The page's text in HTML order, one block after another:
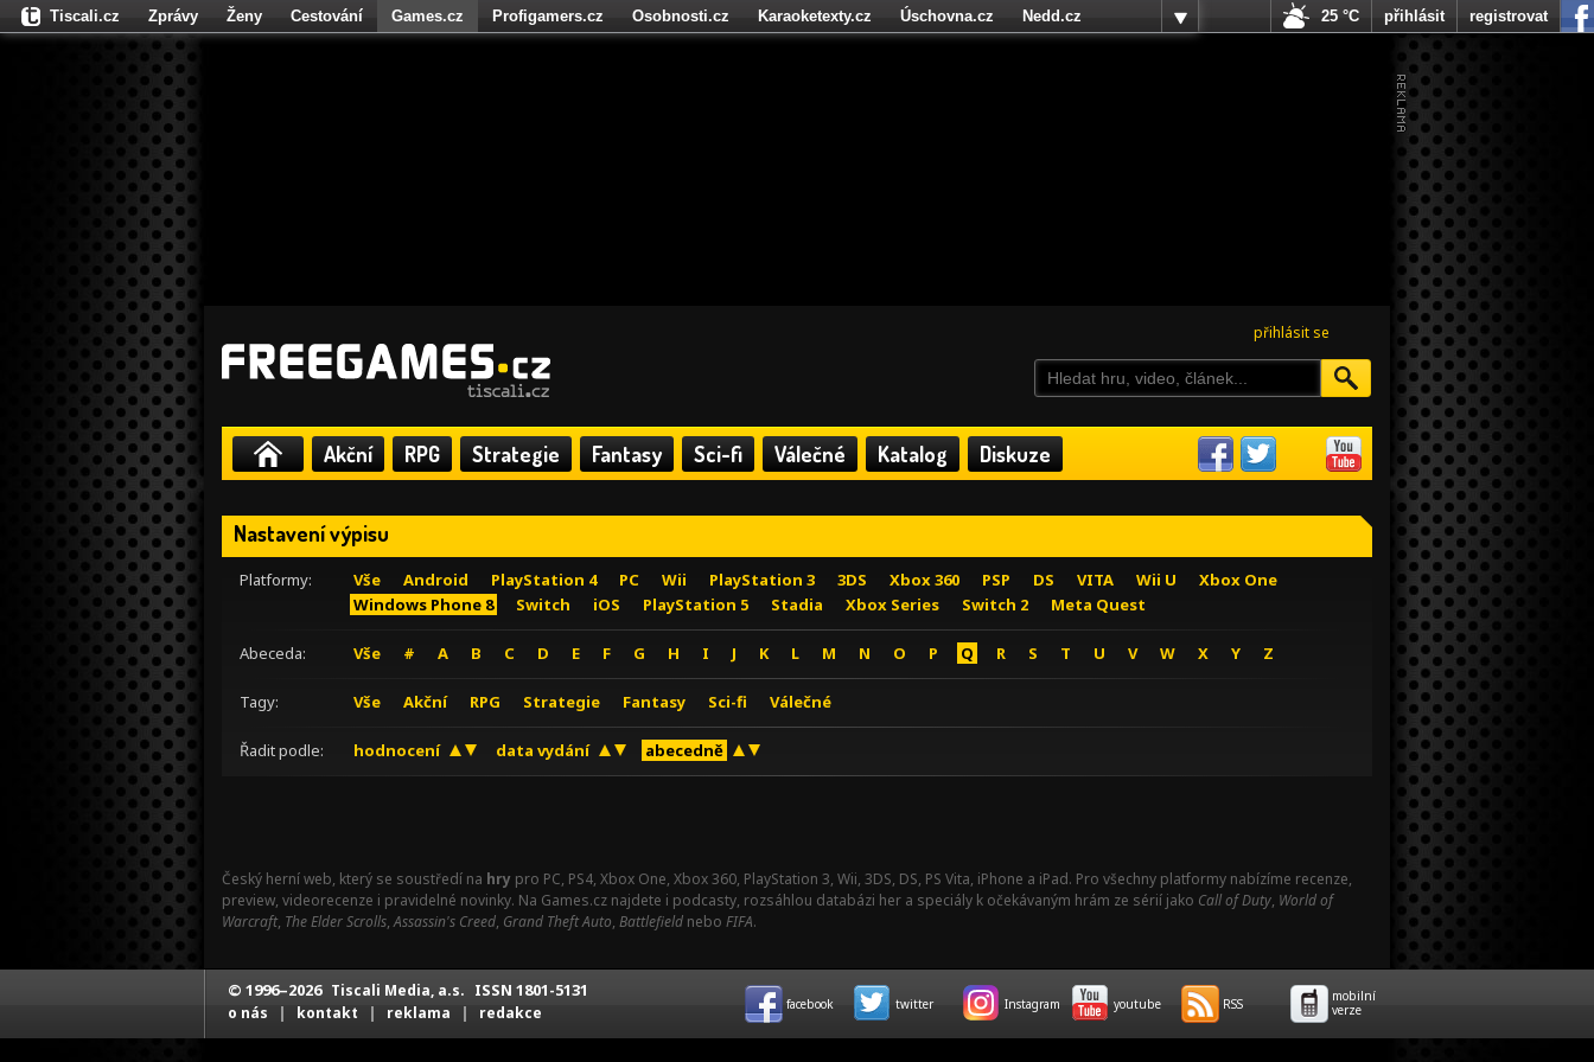
přihlásit se
Akční RPG Strategie Fantasy Sci-fi Válečné Katalog Diskuze
Nastavení výpisu
Platformy: Vše Android PlayStation 4 PC Wii PlayStation 3 3DS Xbox 360 PSP DS VITA Wii U
Xbox One
Windows Phone 8
Switch iOS PlayStation 5 Stadia Xbox Series Switch 2 Meta Quest
Abeceda: Vše # A B C D E F G H I J K L M N O P Q R S T U V W X Y Z
Tagy: Vše Akční RPG Strategie Fantasy Sci-fi Válečné
Řadit podle: hodnocení data vydání abecedně
Český herní web, který se soustředí na hry pro PC, PS4, Xbox One, Xbox 360, PlayStation 3, Wii, 3DS, DS, PS Vita, iPhone a iPad. Pro všechny platformy nabízíme recenze,
preview, videorecenze i pravidelné novinky. Na Games.cz najdete i podcasty, rozsáhlou databázi her a speciály k očekávaným hrám ze sérií jako Call of Duty, World of
Warcraft, The Elder Scrolls,Assassin's Creed, Grand Theft Auto, Battlefield nebo FIFA.
Tiscali.cz Zprávy Ženy Cestování Games.cz Profigamers.cz Osobnosti.cz Karaoketexty.cz Úschovna.cz
Nedd.cz
Fights.cz
25 °C přihlásit registrovat
© 1996–2026 Tiscali Media, a.s. ISSN 1801-5131
o nás | kontakt | reklama | redakce facebook twitter Instagram youtube RSS
mobilní
verze